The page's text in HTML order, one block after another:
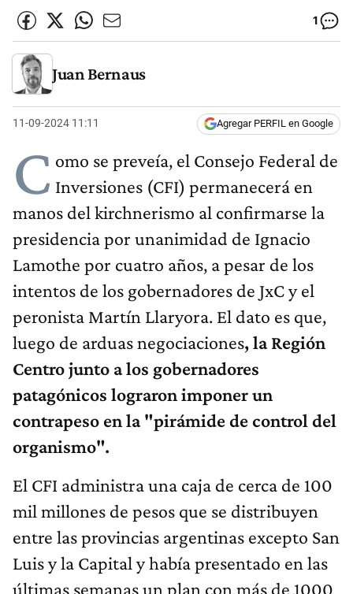
1
Juan Bernaus
11-09-2024 11:11 Agregar PERFIL en Google
C omo se preveía, el Consejo Federal de
Inversiones (CFI) permanecerá en
manos del kirchnerismo al confirmarse la
presidencia por unanimidad de Ignacio
Lamothe por cuatro años, a pesar de los
intentos de los gobernadores de JxC y el
peronista Martín Llaryora. El dato es que,
luego de arduas negociaciones, la Región
Centro junto a los gobernadores
patagónicos lograron imponer un
contrapeso en la "pirámide de control del
organismo".
El CFI administra una caja de cerca de 100
mil millones de pesos que se distribuyen
entre las provincias argentinas excepto San
Luis y la Capital y había presentado en las
últimas semanas un plan con más de 1000